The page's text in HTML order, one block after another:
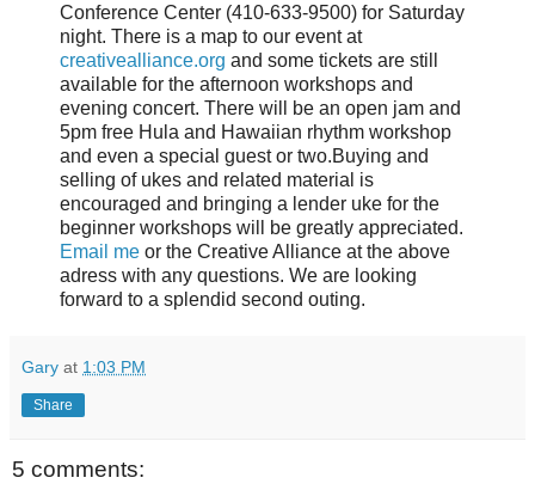
Conference Center (410-633-9500) for Saturday
night. There is a map to our event at
creativealliance.org and some tickets are still
available for the afternoon workshops and
evening concert. There will be an open jam and
5pm free Hula and Hawaiian rhythm workshop
and even a special guest or two.Buying and
selling of ukes and related material is
encouraged and bringing a lender uke for the
beginner workshops will be greatly appreciated.
Email me or the Creative Alliance at the above
adress with any questions. We are looking
forward to a splendid second outing.
Gary at 1:03 PM
Share
5 comments: